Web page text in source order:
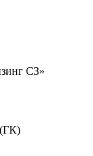
СЗ»